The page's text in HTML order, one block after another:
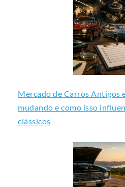
Mercado de Carros Antigos
mudando e como isso
clássicos